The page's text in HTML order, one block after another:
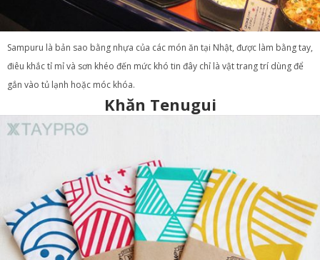
Sampuru là bản sao bằng nhựa của các món ăn tại Nhật, được làm bằng tay,
điêu khắc tỉ mỉ và sơn khéo đến mức khó tin đây chỉ là vật trang trí dùng để
gắn vào tủ lạnh hoặc móc khóa.
Khăn Tenugui